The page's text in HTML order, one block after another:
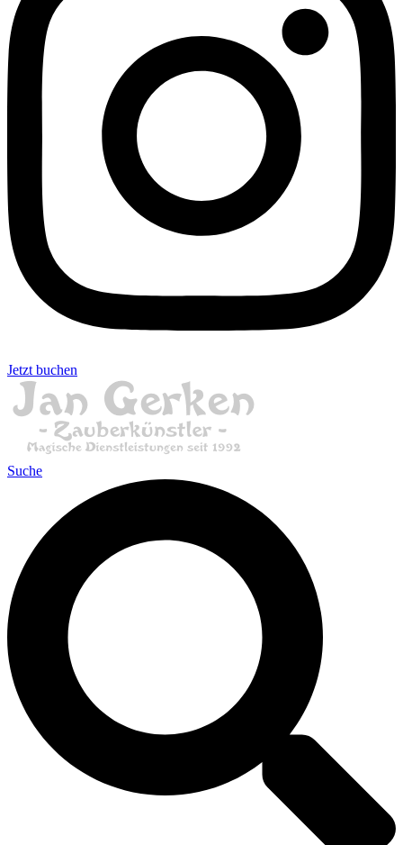
Jetzt buchen
Suche